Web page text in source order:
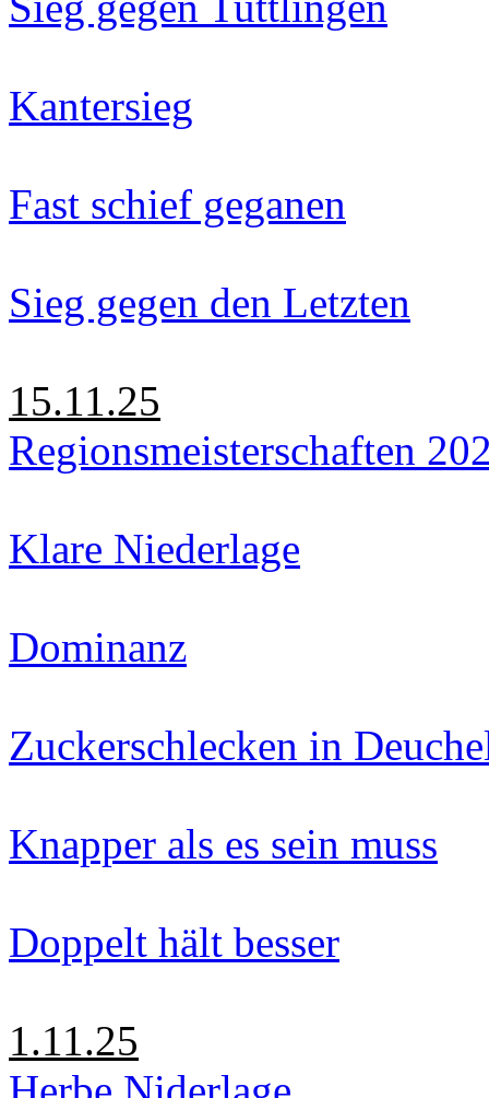
Kantersieg
Fast schief geganen
Sieg gegen den Letzten
15.11.25
Regionsmeisterschaften
Klare Niederlage
Dominanz
Zuckerschlecken in
Knapper als es sein muss
Doppelt hält besser
1.11.25